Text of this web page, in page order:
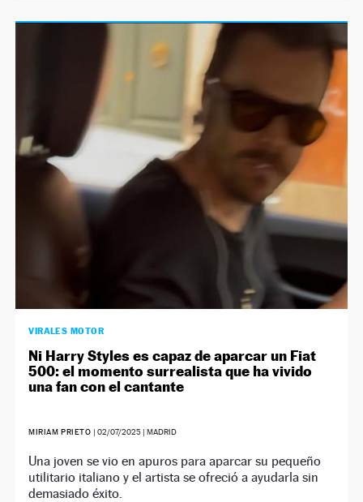
VIRALES MOTOR
Ni Harry Styles es capaz de aparcar un Fiat
500: el momento surrealista que ha vivido
una fan con el cantante
MIRIAM PRIETO |02/07/2025 | MADRID
Una joven se vio en apuros para aparcar su pequeño
utilitario italiano y el artista se ofreció a ayudarla sin
demasiado éxito.